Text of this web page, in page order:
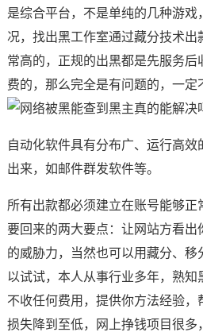
是综合平台，不是单纯的几种游
况，找出黑工作室通过藏分技术出
常高的，正规的出黑都是先服务
费的，那么完全是有问题的，一定
自动化软件具有分布广、运行高
出来，如邮件群发软件等。
所有出款都必须建立在账号能够
要回来的两大要点：让网站方看出
的威胁力，当然也可以用藏分、
以试试，本人从事行业多年，熟知
不收任何费用，提供你方法经验
损失降到至低，网上挣钱项目很多